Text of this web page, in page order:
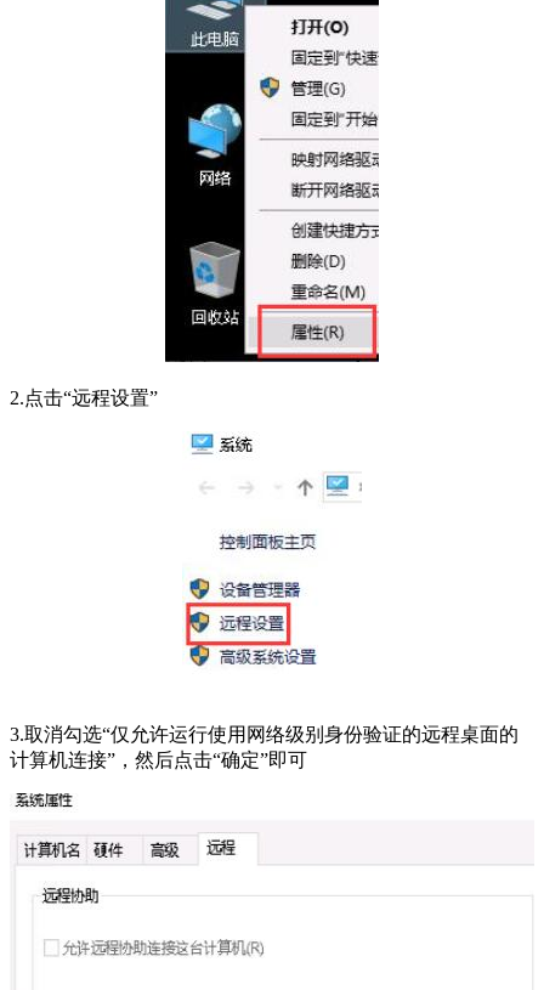
2.点击“远程设置”
3.取消勾选“仅允许运行使用网络级别身份验证的远程桌面的
计算机连接”，然后点击“确定”即可